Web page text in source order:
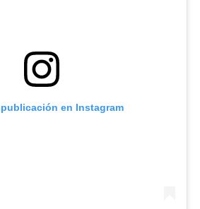
publicación en Instagram